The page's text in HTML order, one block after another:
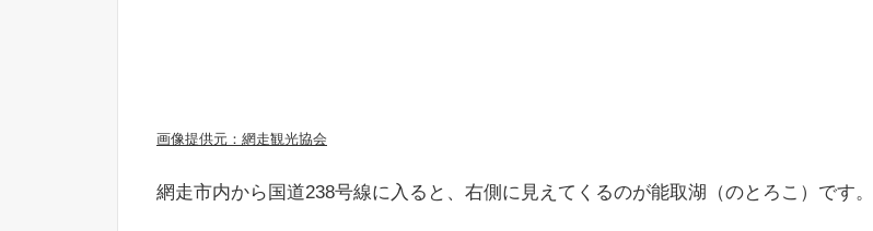
画像提供元：網走観光協会
網走市内から国道238号線に入ると、右側に見えてくるのが能取湖（のとろこ）です。